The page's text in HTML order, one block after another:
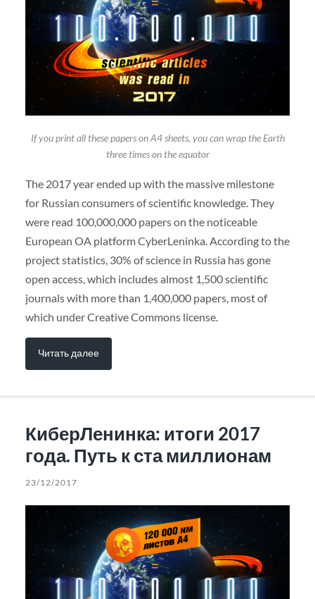
If you print all these papers on A4 sheets, you can wrap the Earth
three times on the equator
The 2017 year ended up with the massive milestone
for Russian consumers of scientific knowledge. They
were read 100,000,000 papers on the noticeable
European OA platform CyberLeninka. According to the
project statistics, 30% of science in Russia has gone
open access, which includes almost 1,500 scientific
journals with more than 1,400,000 papers, most of
which under Creative Commons license.
Читать далее
КиберЛенинка: итоги 2017
года. Путь к ста миллионам
23/12/2017